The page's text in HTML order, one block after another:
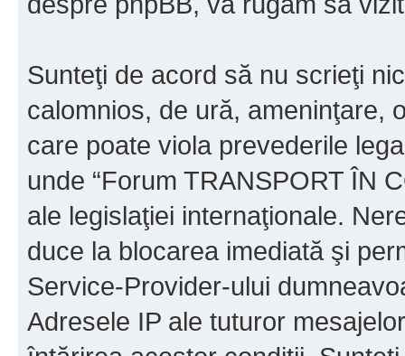
Sunteţi de acord să nu scrieţi
calomnios, de ură, ameninţare,
care poate viola prevederile
unde “Forum TRANSPORT ÎN
ale legislaţiei internaţionale.
duce la blocarea imediată şi
Service-Provider-ului
Adresele IP ale tuturor